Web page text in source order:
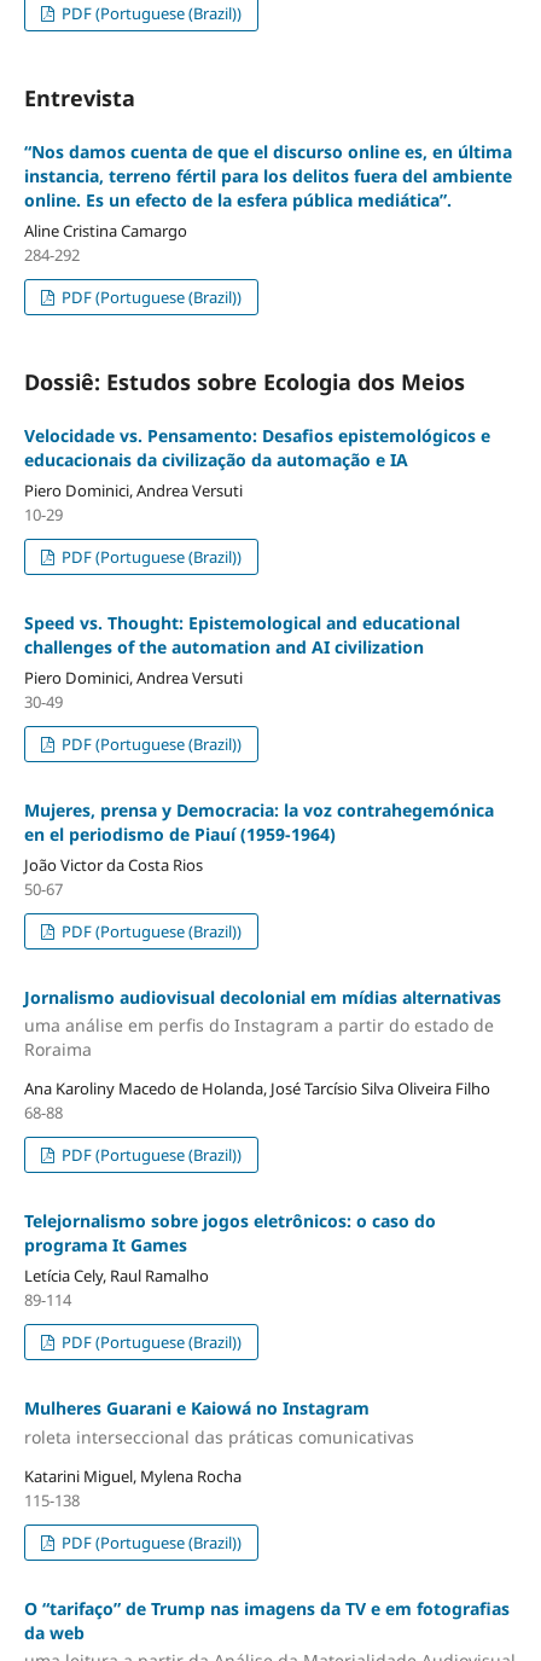
PDF (Portuguese (Brazil))
Entrevista
“Nos damos cuenta de que el discurso online es, en última
instancia, terreno fértil para los delitos fuera del ambiente
online. Es un efecto de la esfera pública mediática”.
Aline Cristina Camargo
284-292
PDF (Portuguese (Brazil))
Dossiê: Estudos sobre Ecologia dos Meios
Velocidade vs. Pensamento: Desafios epistemológicos e
educacionais da civilização da automação e IA
Piero Dominici, Andrea Versuti
10-29
PDF (Portuguese (Brazil))
Speed vs. Thought: Epistemological and educational
challenges of the automation and AI civilization
Piero Dominici, Andrea Versuti
30-49
PDF (Portuguese (Brazil))
Mujeres, prensa y Democracia: la voz contrahegemónica
en el periodismo de Piauí (1959-1964)
João Victor da Costa Rios
50-67
PDF (Portuguese (Brazil))
Jornalismo audiovisual decolonial em mídias alternativas
uma análise em perfis do Instagram a partir do estado de
Roraima
Ana Karoliny Macedo de Holanda, José Tarcísio Silva Oliveira Filho
68-88
PDF (Portuguese (Brazil))
Telejornalismo sobre jogos eletrônicos: o caso do
programa It Games
Letícia Cely, Raul Ramalho
89-114
PDF (Portuguese (Brazil))
Mulheres Guarani e Kaiowá no Instagram
roleta interseccional das práticas comunicativas
Katarini Miguel, Mylena Rocha
115-138
PDF (Portuguese (Brazil))
O “tarifaço” de Trump nas imagens da TV e em fotografias
da web